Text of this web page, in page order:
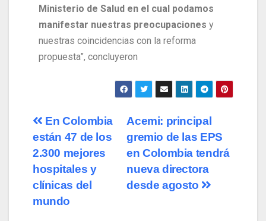
Ministerio de Salud en el cual podamos
manifestar nuestras preocupaciones y
nuestras coincidencias con la reforma
propuesta”, concluyeron
Acemi: principal
gremio de las EPS
en Colombia tendrá
nueva directora
desde agosto
En Colombia
están 47 de los
2.300 mejores
hospitales y
clínicas del
mundo